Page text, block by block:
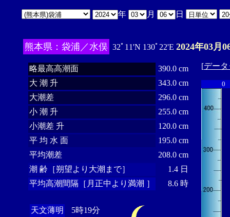
年 月 日
熊本県：袋浦／水俣 32ﾟ11'N 130ﾟ22'E 2024年03月
略最高高潮面
390.0 cm
大 潮 升
343.0 cm
大潮差
296.0 cm
小 潮 升
255.0 cm
小潮差 升
120.0 cm
平 均 水 面
195.0 cm
平均潮差
208.0 cm
潮 齢［朔望より大潮まで］
1.4 日
平均高潮間隔［月正中より満潮 ］
8.6 時
天文薄明
5時19分
[デー
0